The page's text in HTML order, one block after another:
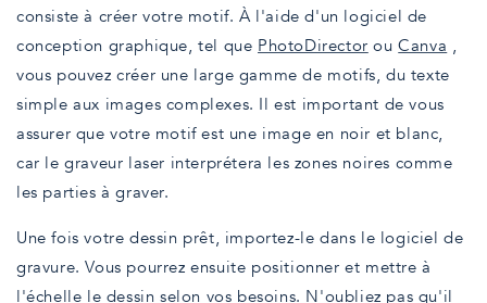
consiste à créer votre motif. À l'aide d'un logiciel de
conception graphique, tel que PhotoDirector ou Canva ,
vous pouvez créer une large gamme de motifs, du texte
simple aux images complexes. Il est important de vous
assurer que votre motif est une image en noir et blanc,
car le graveur laser interprétera les zones noires comme
les parties à graver.
Une fois votre dessin prêt, importez-le dans le logiciel de
gravure. Vous pourrez ensuite positionner et mettre à
l'échelle le dessin selon vos besoins. N'oubliez pas qu'il